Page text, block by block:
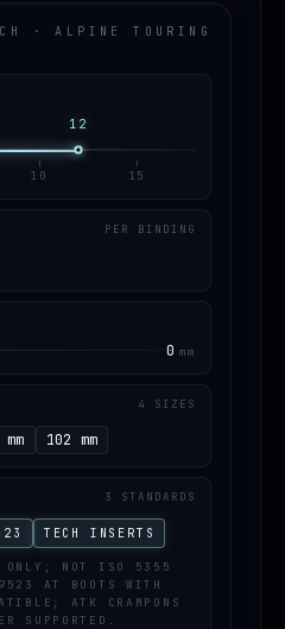
· ALPINE TOURING
12
10 15
PER BINDING
0 mm
4 SIZES
102 mm
3 STANDARDS
TECH INSERTS
ONLY; NOT ISO 5355
AT BOOTS WITH
ATK CRAMPONS
SUPPORTED.